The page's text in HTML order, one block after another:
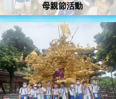
母親節活動